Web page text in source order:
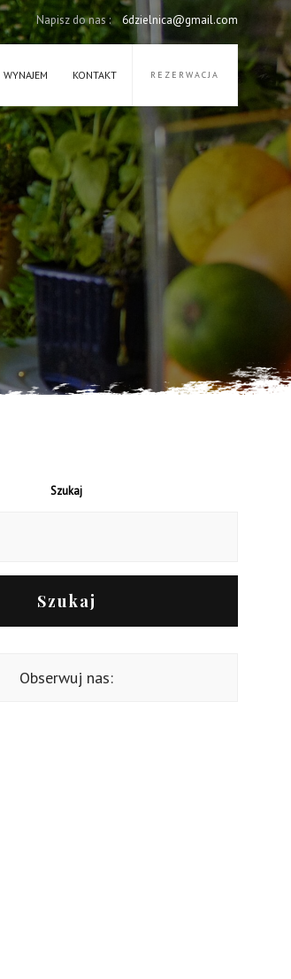
Napisz do nas : 6dzielnica@gmail.com
REZERWACJA
WYNAJEM KONTAKT
Szukaj
Szukaj
Obserwuj nas: